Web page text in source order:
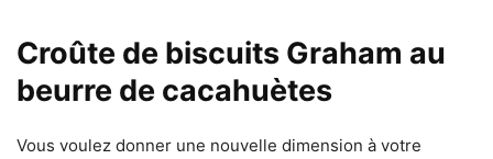
Croûte de biscuits Graham au
beurre de cacahuètes
Vous voulez donner une nouvelle dimension à votre